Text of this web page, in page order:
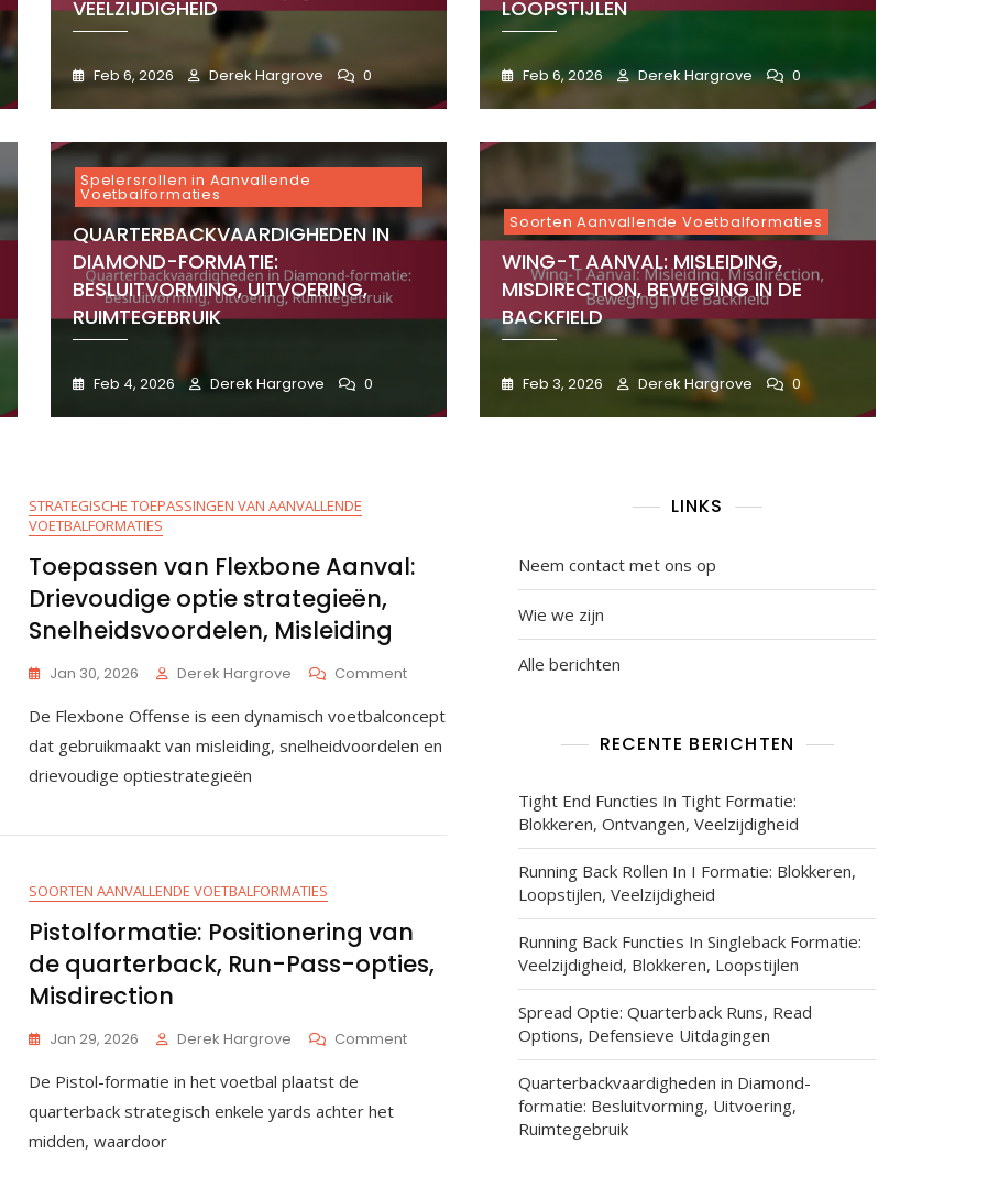
VEELZIJDIGHEID
Feb 6, 2026 Derek Hargrove 0
LOOPSTIJLEN
Feb 6, 2026 Derek Hargrove 0
Spelersrollen in Aanvallende
Voetbalformaties
QUARTERBACKVAARDIGHEDEN IN
DIAMOND-FORMATIE:
BESLUITVORMING, UITVOERING,
RUIMTEGEBRUIK
Feb 4, 2026 Derek Hargrove 0
Soorten Aanvallende Voetbalformaties
WING-T AANVAL: MISLEIDING,
MISDIRECTION, BEWEGING IN DE
BACKFIELD
Feb 3, 2026 Derek Hargrove 0
STRATEGISCHE TOEPASSINGEN VAN AANVALLENDE
VOETBALFORMATIES
Toepassen van Flexbone Aanval:
Drievoudige optie strategieën,
Snelheidsvoordelen, Misleiding
Jan 30, 2026 Derek Hargrove CommentOn
Van
Flexbone
Snelheidsvoordelen,
De Flexbone Offense is een dynamisch voetbalconcept
dat gebruikmaakt van misleiding, snelheidvoordelen en
drievoudige optiestrategieën
SOORTEN AANVALLENDE VOETBALFORMATIES
Pistolformatie: Positionering van
de quarterback, Run-Pass-opties,
Misdirection
Jan 29, 2026 Derek Hargrove CommentOn
De Pistol-formatie in het voetbal plaatst de
quarterback strategisch enkele yards achter het
midden, waardoor
LINKS
Neem contact met ons op
Wie we zijn
Alle berichten
RECENTE BERICHTEN
Tight End Functies In Tight Formatie:
Blokkeren, Ontvangen, Veelzijdigheid
Running Back Rollen In I Formatie: Blokkeren,
Loopstijlen, Veelzijdigheid
Running Back Functies In Singleback Formatie:
Veelzijdigheid, Blokkeren, Loopstijlen
Spread Optie: Quarterback Runs, Read
Options, Defensieve Uitdagingen
Quarterbackvaardigheden in Diamond-
formatie: Besluitvorming, Uitvoering,
Ruimtegebruik